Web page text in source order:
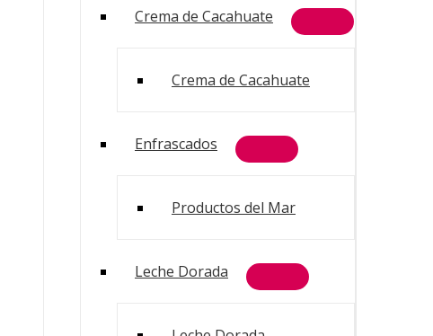
Crema de Cacahuate
Crema de Cacahuate
Enfrascados
Productos del Mar
Leche Dorada